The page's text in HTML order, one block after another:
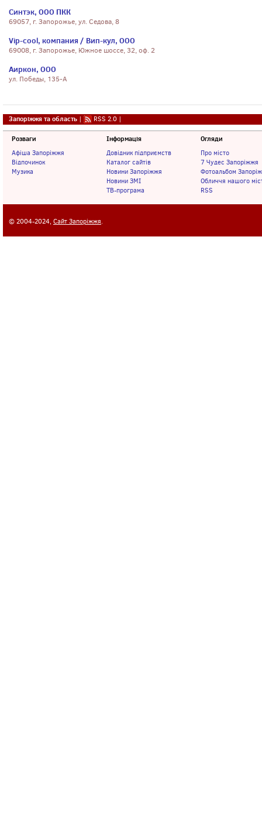
Синтэк, ООО ПКК
69057, г. Запорожье, ул. Седова, 8
Vip-cool, компания / Вип-кул, ООО
69008, г. Запорожье, Южное шоссе, 32, оф. 2
Аиркон, ООО
ул. Победы, 135-А
Запоріжжя та область | RSS 2.0 |
Розваги
Афіша Запоріжжя
Відпочинок
Музика
Інформація
Довідник підприємств
Каталог сайтів
Новини Запоріжжя
Новини ЗМІ
ТВ-програма
Огляди
Про місто
7 Чудес Запоріжжя
Фотоальбом
Обличчя нашого
RSS
© 2004-2024, Сайт Запоріжжя.